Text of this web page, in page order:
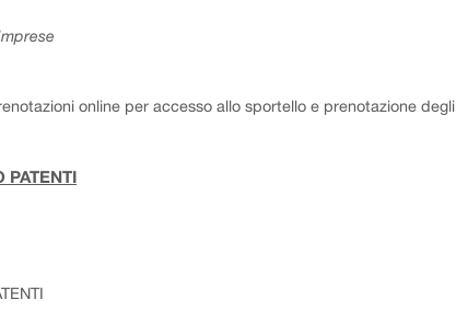
online per accesso allo sportello e prenotazione degli
PATENTI